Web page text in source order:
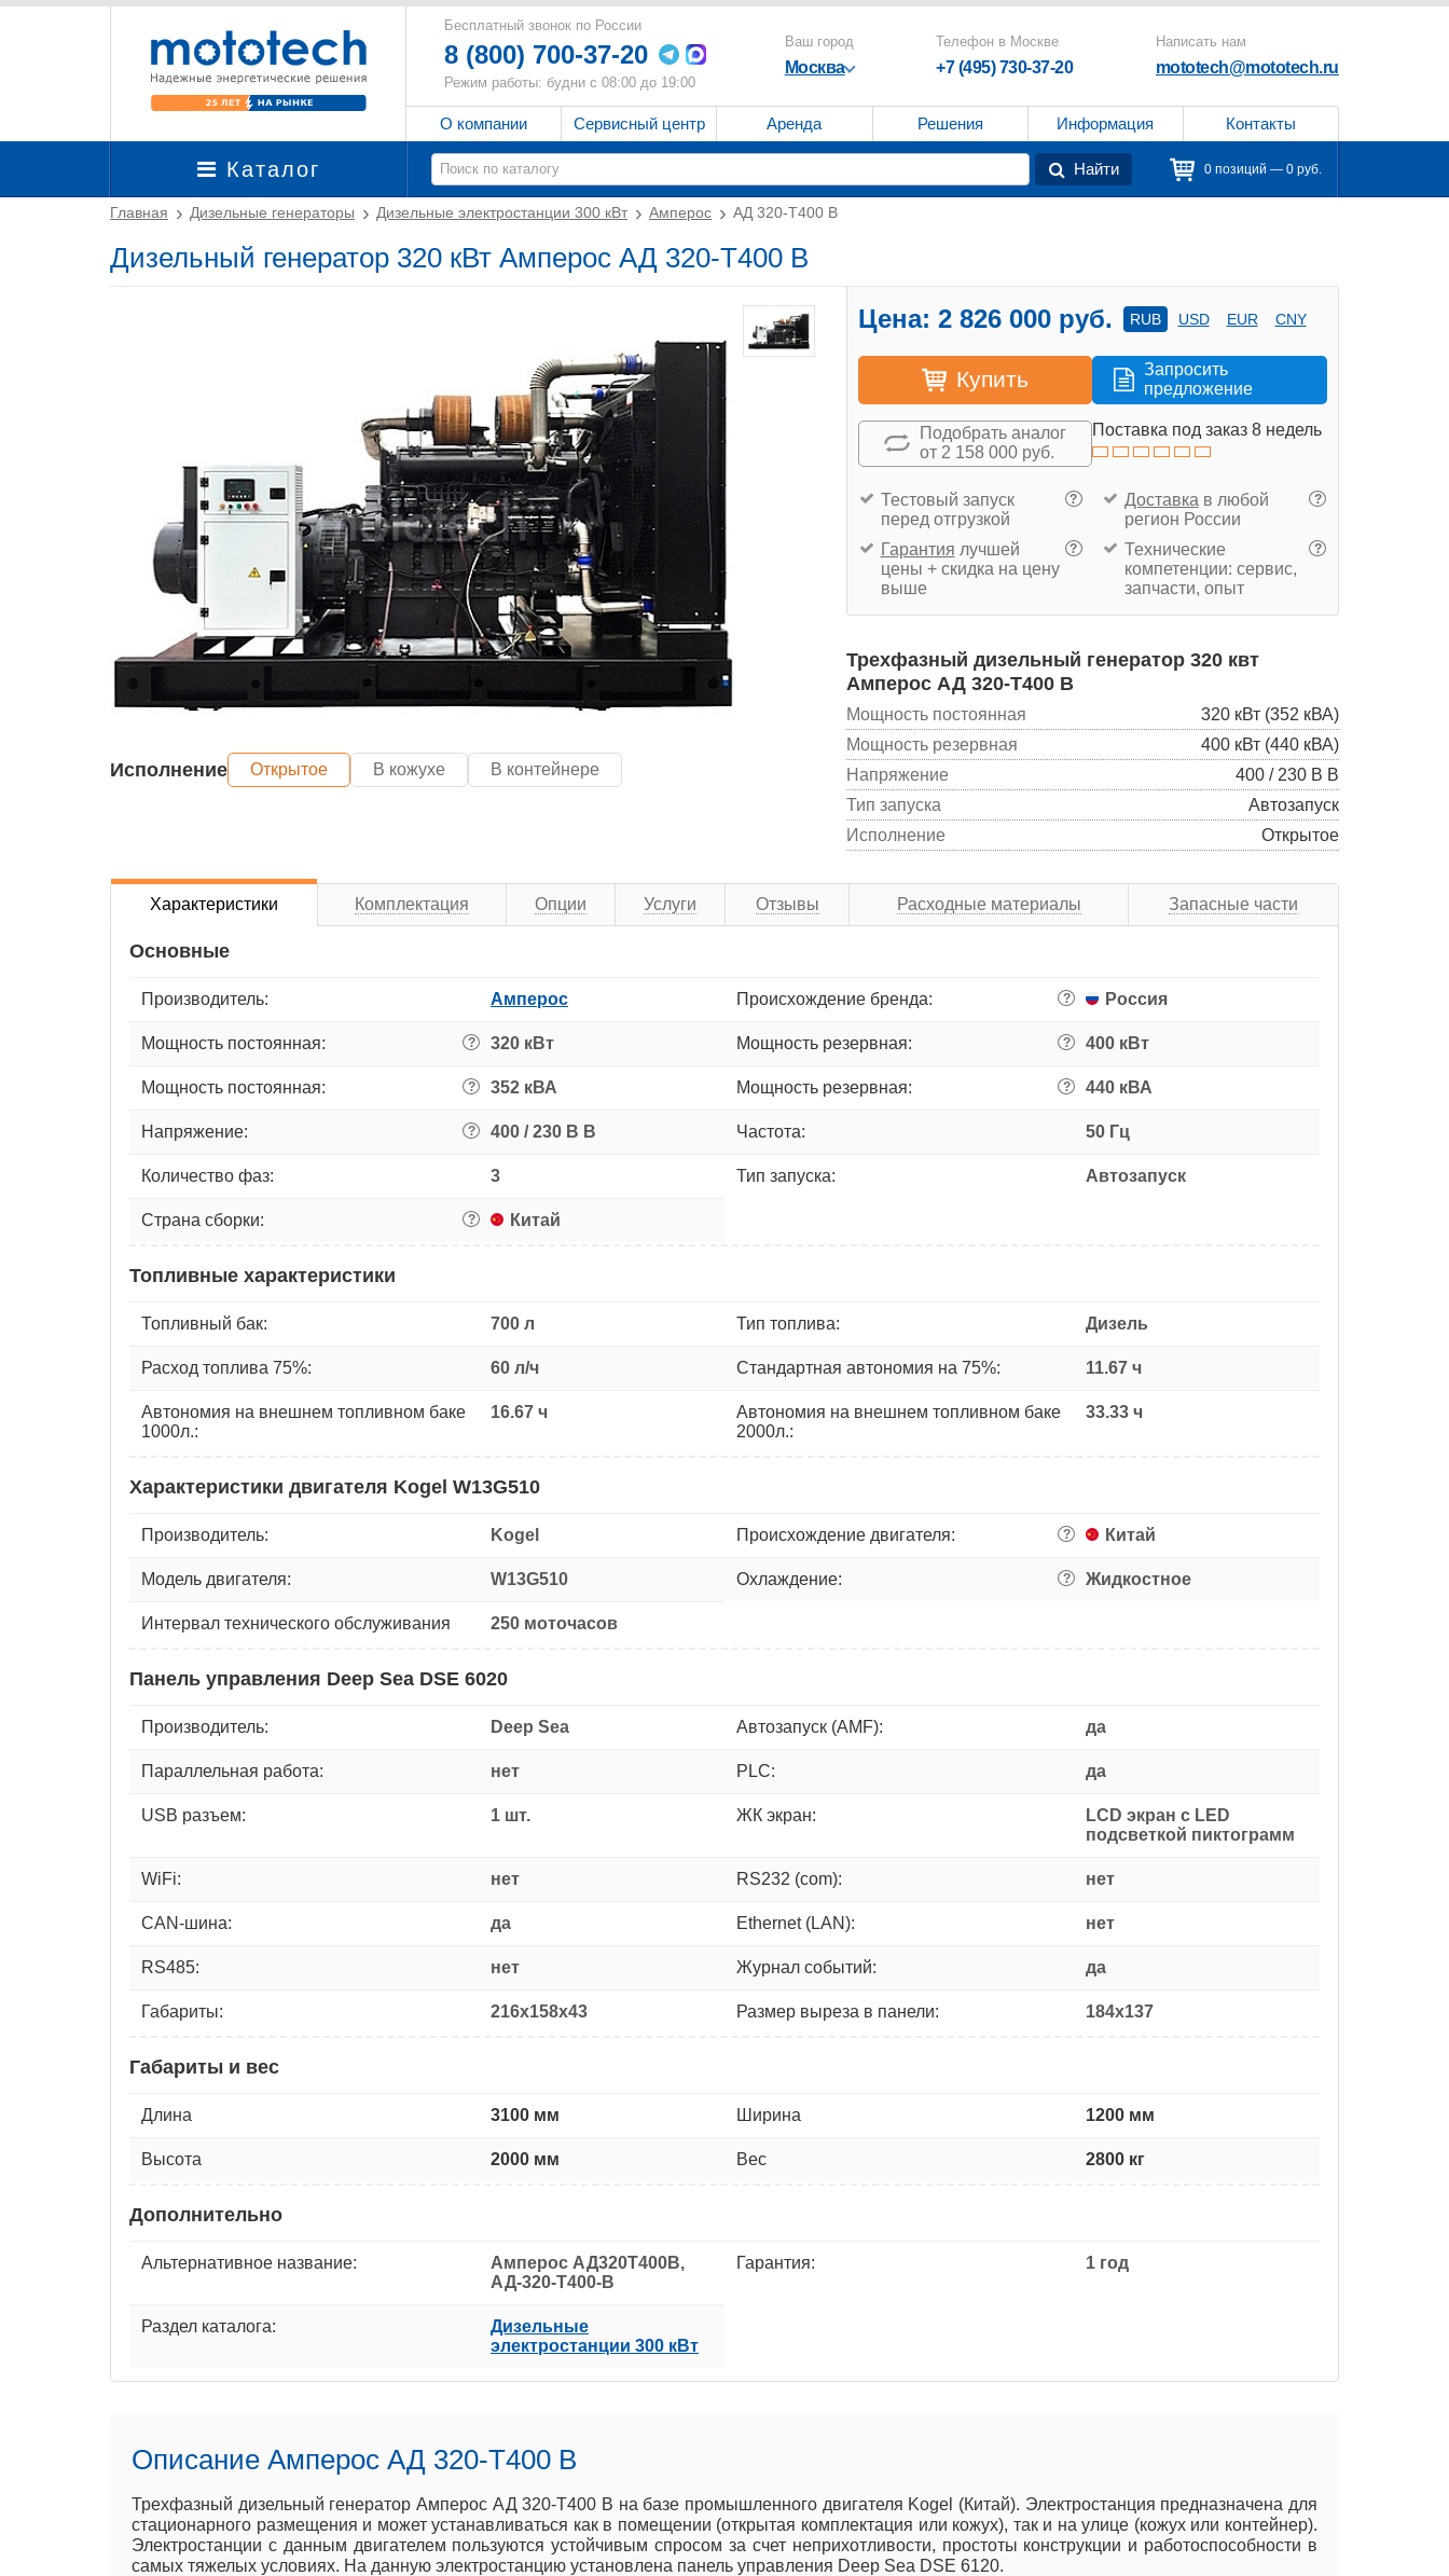
Бесплатный звонок по России
8 (800) 700-37-20
Режим работы: будни с 08:00 до 19:00
Ваш город
Москва
Телефон в Москве
+7 (495) 730-37-20
Написать нам
mototech@mototech.ru
О компании Сервисный центр Аренда Решения Информация Контакты
Каталог Найти 0 позиций — 0 руб.
Главная Дизельные генераторы Дизельные электростанции 300 кВт Амперос АД 320-Т400 B
Дизельный генератор 320 кВт Амперос АД 320-Т400 B
Исполнение Открытое В кожухе В контейнере
Цена: 2 826 000 руб. RUB USD EUR CNY
Купить
Запросить
предложение
Подобрать аналог
от 2 158 000 руб.
Поставка под заказ 8 недель
?
Тестовый запуск
перед отгрузкой
?
Доставка в любой
регион России
?
Гарантия лучшей
цены + скидка на цену
выше
?
Технические
компетенции: сервис,
запчасти, опыт
Трехфазный дизельный генератор 320 квт
Амперос АД 320-Т400 B
Мощность постоянная
320 кВт (352 кВА)
Мощность резервная
400 кВт (440 кВА)
Напряжение
400 / 230 В В
Тип запуска
Автозапуск
Исполнение
Открытое
Характеристики Комплектация Опции Услуги Отзывы Расходные материалы Запасные части
Основные
Производитель: Амперос Происхождение бренда: ? Россия
Мощность постоянная: ? 320 кВт Мощность резервная: ? 400 кВт
Мощность постоянная: ? 352 кВА Мощность резервная: ? 440 кВА
Напряжение: ? 400 / 230 В В Частота: 50 Гц
Количество фаз: 3 Тип запуска: Автозапуск
Страна сборки: ? Китай
Топливные характеристики
Топливный бак: 700 л Тип топлива: Дизель
Расход топлива 75%: 60 л/ч Стандартная автономия на 75%: 11.67 ч
Автономия на внешнем топливном баке
1000л.:
16.67 ч
Автономия на внешнем топливном баке
2000л.:
33.33 ч
Характеристики двигателя Kogel W13G510
Производитель: Kogel Происхождение двигателя: ? Китай
Модель двигателя: W13G510 Охлаждение: ? Жидкостное
Интервал технического обслуживания 250 моточасов
Панель управления Deep Sea DSE 6020
Производитель: Deep Sea Автозапуск (AMF): да
Параллельная работа: нет PLC: да
USB разъем: 1 шт. ЖК экран:
LCD экран с LED
подсветкой пиктограмм
WiFi: нет RS232 (com): нет
CAN-шина: да Ethernet (LAN): нет
RS485: нет Журнал событий: да
Габариты: 216x158x43 Размер выреза в панели: 184x137
Габариты и вес
Длина 3100 мм Ширина 1200 мм
Высота 2000 мм Вес 2800 кг
Дополнительно
Альтернативное название:
Амперос АД320Т400B,
АД-320-Т400-B
Гарантия: 1 год
Раздел каталога:
Дизельные
электростанции 300 кВт
Описание Амперос АД 320-Т400 B
Трехфазный дизельный генератор Амперос АД 320-Т400 B на базе промышленного двигателя Kogel (Китай). Электростанция предназначена для
стационарного размещения и может устанавливаться как в помещении (открытая комплектация или кожух), так и на улице (кожух или контейнер).
Электростанции с данным двигателем пользуются устойчивым спросом за счет неприхотливости, простоты конструкции и работоспособности в
самых тяжелых условиях. На данную электростанцию установлена панель управления Deep Sea DSE 6120.